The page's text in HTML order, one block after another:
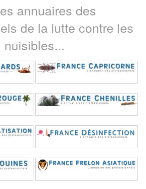
annuaires des
de la lutte contre les
nuisibles...